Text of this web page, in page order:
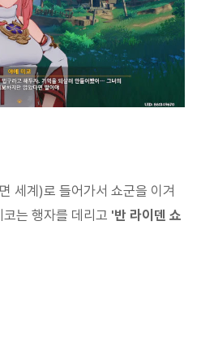
세계)로 들어가서 쇼군을 이겨
는 행자를 데리고 '반 라이덴 쇼